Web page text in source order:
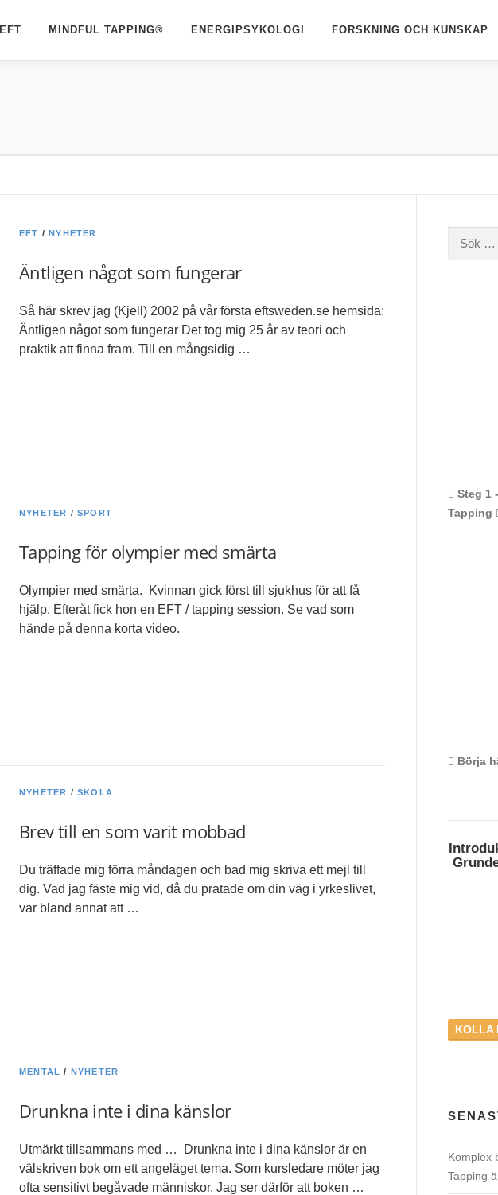
EFT MINDFUL TAPPING® ENERGIPSYKOLOGI FORSKNING OCH KUNSKAP
EFT /NYHETER
Äntligen något som fungerar
Så här skrev jag (Kjell) 2002 på vår första eftsweden.se hemsida:
Äntligen något som fungerar Det tog mig 25 år av teori och
praktik att finna fram. Till en mångsidig …
NYHETER /SPORT
Tapping för olympier med smärta
Olympier med smärta. Kvinnan gick först till sjukhus för att få
hjälp. Efteråt fick hon en EFT / tapping session. Se vad som
hände på denna korta video.
NYHETER /SKOLA
Brev till en som varit mobbad
Du träffade mig förra måndagen och bad mig skriva ett mejl till
dig. Vad jag fäste mig vid, då du pratade om din väg i yrkeslivet,
var bland annat att …
MENTAL / NYHETER
Drunkna inte i dina känslor
Utmärkt tillsammans med … Drunkna inte i dina känslor är en
välskriven bok om ett angeläget tema. Som kursledare möter jag
ofta sensitivt begåvade människor. Jag ser därför att boken …
Steg 1
Tapping
Börja
KOLLA
Komplex
Tapping